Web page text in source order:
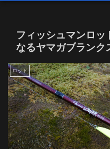
フィッシュマンロッ
なるヤマガブランク
ロッド